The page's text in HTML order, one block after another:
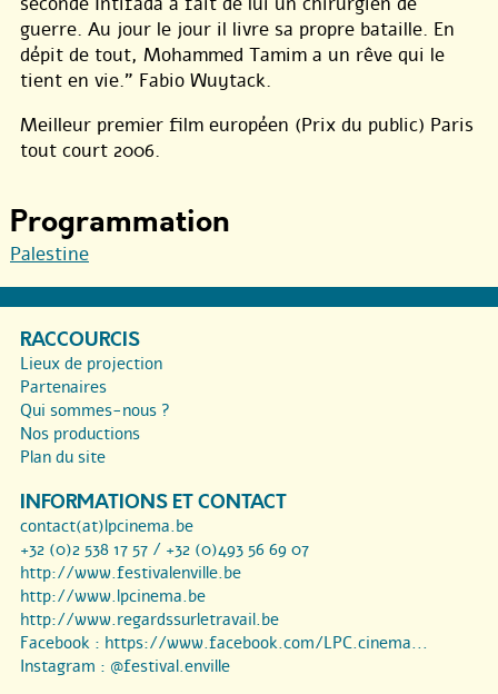
guerre. Au jour le jour il livre sa propre bataille. En
dépit de tout, Mohammed Tamim a un rêve qui le
tient en vie." Fabio Wuytack.
Meilleur premier film européen (Prix du public) Paris
tout court 2006.
Programmation
Palestine
RACCOURCIS
Lieux de projection
Partenaires
Qui sommes-nous ?
Nos productions
Plan du site
INFORMATIONS ET CONTACT
contact(at)lpcinema.be
+32 (0)2 538 17 57 / +32 (0)493 56 69 07
http://www.festivalenville.be
http://www.lpcinema.be
http://www.regardssurletravail.be
Facebook : https://www.facebook.com/LPC.cinema...
Instagram : @festival.enville